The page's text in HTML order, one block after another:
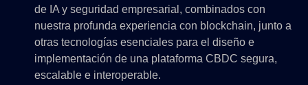
de IA y seguridad empresarial, combinados con
nuestra profunda experiencia con blockchain, junto a
otras tecnologías esenciales para el diseño e
implementación de una plataforma CBDC segura,
escalable e interoperable.